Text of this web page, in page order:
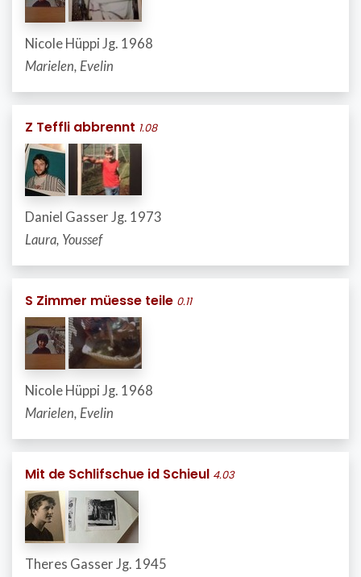
Nicole Hüppi Jg. 1968
Marielen, Evelin
Z Teffli abbrennt 1.08
Daniel Gasser Jg. 1973
Laura, Youssef
S Zimmer müesse teile 0.11
Nicole Hüppi Jg. 1968
Marielen, Evelin
Mit de Schlifschue id Schieul 4.03
Theres Gasser Jg. 1945